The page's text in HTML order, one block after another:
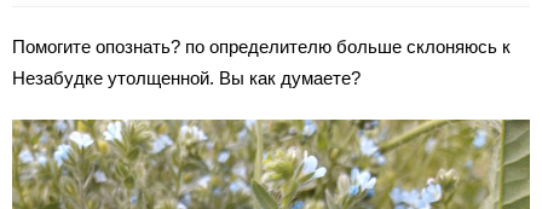
Помогите опознать? по определителю больше склоняюсь к
Незабудке утолщенной. Вы как думаете?